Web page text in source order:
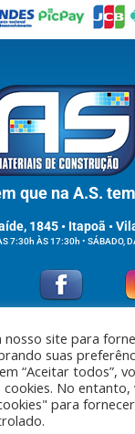
que na A.S.
1845 • Itapoã •
7:30h ÀS 17:30h • SÁBADO,
nosso site para
suas
“Aceitar todos”,
cookies. No
para